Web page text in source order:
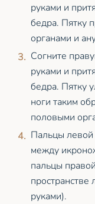
руками и
бедра. Пятку
органами и
Согните
руками и
бедра. Пятку
ноги таким
половыми
Пальцы левой
между
пальцы
руками).